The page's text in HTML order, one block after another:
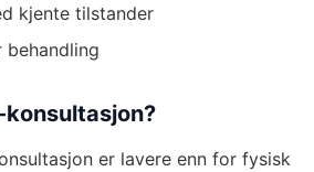
kjente tilstander
er lavere enn for fysisk